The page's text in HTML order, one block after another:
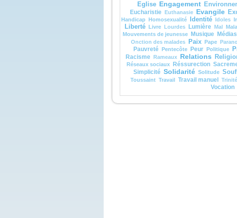
voix disait :
« Celui-ci
aimé,
en qui je
écoutez-le ! »
Quand ils
les
contre terre
et furent
crainte.
Jésus
toucha et
« Relevez-
sans
Levant les
Eglise Engagement
Eucharistie Euthanasie Evangile
Handicap Homosexualité Identité Idoles
Liberté Livre Lourdes Lumière Mal
Mouvements de jeunesse Musique Médias
Onction des malades
Paix Pape
Pauvreté Pentecôte Peur Politique
Racisme Rameaux Relations
Réseaux sociaux Réssurection
Simplicité Solidarité Solitude
Toussaint Travail Travail manuel Trinité
Vocation